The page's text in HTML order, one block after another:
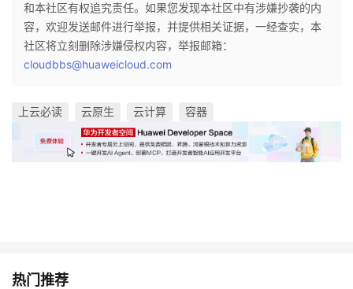
和本社区有权追究责任。如果您发现本社区中有涉嫌抄袭的内
容，欢迎发送邮件进行举报，并提供相关证据，一经查实，本
社区将立刻删除涉嫌侵权内容，举报邮箱：
cloudbbs@huaweicloud.com
上云必读 云原生 云计算 容器
热门推荐